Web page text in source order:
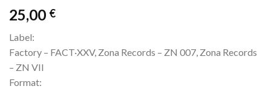
25,00 €
Label:
Factory ‎– FACT·XXV, Zona Records ‎– ZN 007, Zona Records
‎– ZN VII
Format: